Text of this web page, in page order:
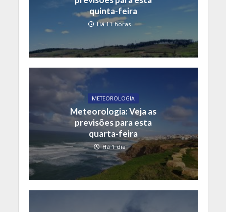
quinta-feira
Há 11 horas
METEOROLOGIA
Meteorologia: Veja as
previsões para esta
quarta-feira
Há 1 dia